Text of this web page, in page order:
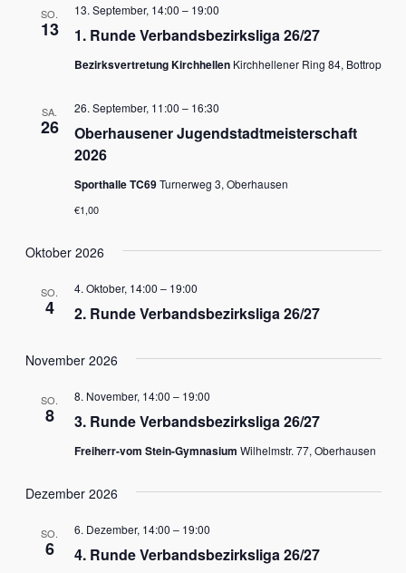
SO.
13 1. Runde Verbandsbezirksliga 26/27
13. September, 14:00 – 19:00
Bezirksvertretung Kirchhellen Kirchhellener Ring 84, Bottrop
SA.
26
Oberhausener Jugendstadtmeisterschaft
2026
26. September, 11:00 – 16:30
Sporthalle TC69Turnerweg 3, Oberhausen
€1,00
Oktober 2026
SO.
4 2. Runde Verbandsbezirksliga 26/27
4. Oktober, 14:00 – 19:00
November 2026
SO.
8 3. Runde Verbandsbezirksliga 26/27
8. November, 14:00 – 19:00
Freiherr-vom Stein-Gymnasium Wilhelmstr. 77, Oberhausen
Dezember 2026
SO.
6 4. Runde Verbandsbezirksliga 26/27
6. Dezember, 14:00 – 19:00